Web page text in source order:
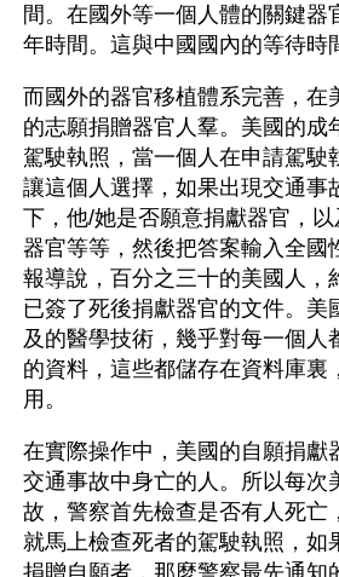
間。在國外等一個人體的關鍵器
年時間。這與中國國內的等待時
而國外的器官移植體系完善，在
的志願捐贈器官人羣。美國的成
駕駛執照，當一個人在申請駕駛
讓這個人選擇，如果出現交通事
下，他/她是否願意捐獻器官，
器官等等，然後把答案輸入全國
報導說，百分之三十的美國人，
已簽了死後捐獻器官的文件。美
及的醫學技術，幾乎對每一個人
的資料，這些都儲存在資料庫裏
用。
在實際操作中，美國的自願捐獻
交通事故中身亡的人。所以每次
故，警察首先檢查是否有人死亡
就馬上檢查死者的駕駛執照，如
捐贈自願者，那麼警察最先通知